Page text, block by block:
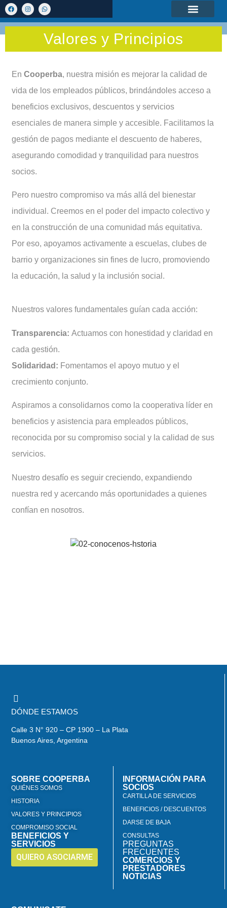
Valores y Principios
EnCooperba, nuestra misión es mejorar la calidad de
vida de los empleados públicos, brindándoles acceso a
beneficios exclusivos, descuentos y servicios
esenciales de manera simple y accesible. Facilitamos la
gestión de pagos mediante el descuento de haberes,
asegurando comodidad y tranquilidad para nuestros
socios.
Pero nuestro compromiso va más allá del bienestar
individual. Creemos en el poder del impacto colectivo y
en la construcción de una comunidad más equitativa.
Por eso, apoyamos activamente a escuelas, clubes de
barrio y organizaciones sin fines de lucro, promoviendo
la educación, la salud y la inclusión social.
Nuestros valores fundamentales guían cada acción:
Transparencia: Actuamos con honestidad y claridad en
cada gestión.
Solidaridad: Fomentamos el apoyo mutuo y el
crecimiento conjunto.
Aspiramos a consolidarnos como la cooperativa líder en
beneficios y asistencia para empleados públicos,
reconocida por su compromiso social y la calidad de sus
servicios.
Nuestro desafío es seguir creciendo, expandiendo
nuestra red y acercando más oportunidades a quienes
confían en nosotros.
DÓNDE ESTAMOS
Calle 3 N° 920 – CP 1900 – La Plata
Buenos Aires, Argentina
SOBRE COOPERBA
QUIÉNES SOMOS
HISTORIA
VALORES Y PRINCIPIOS
COMPROMISO SOCIAL
BENEFICIOS Y
SERVICIOS
QUIERO ASOCIARME
INFORMACIÓN PARA
SOCIOS
CARTILLA DE SERVICIOS
BENEFICIOS / DESCUENTOS
DARSE DE BAJA
CONSULTAS
PREGUNTAS
FRECUENTES
COMERCIOS Y
PRESTADORES
NOTICIAS